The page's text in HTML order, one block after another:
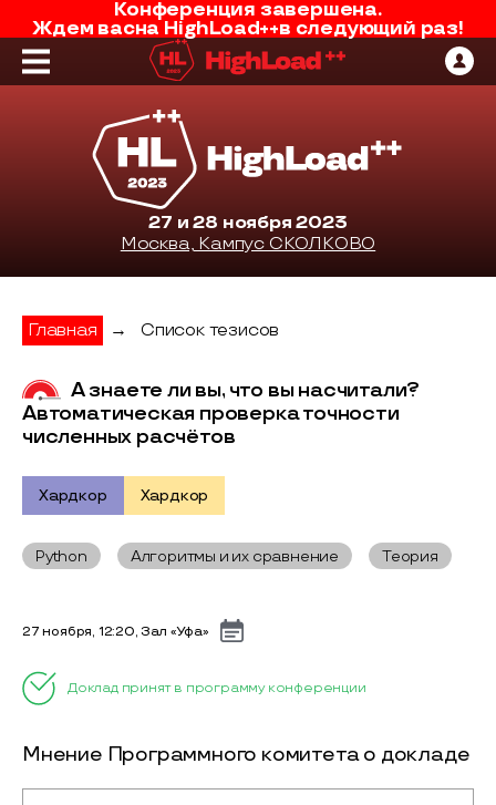
Конференция завершена.
Ждем васна HighLoad++в следующий раз!
27 и 28 ноября 2023
Москва, Кампус СКОЛКОВО
Главная → Список тезисов
А знаете ли вы, что вы насчитали?
Автоматическая проверка точности
численных расчётов
Хардкор Хардкор
Python Алгоритмы и их сравнение Теория
27 ноября, 12:20, Зал «Уфа»
Доклад принят в программу конференции
Мнение Программного комитета о докладе